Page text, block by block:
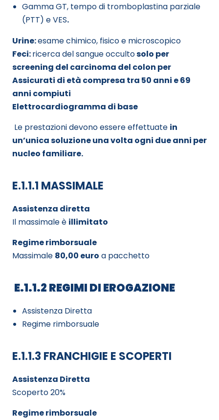
Gamma GT, tempo di tromboplastina parziale
(PTT) e VES.
Urine:esame chimico, fisico e microscopico
Feci:ricerca del sangue occultosolo per
screening del carcinoma del colon per
Assicurati di età compresa tra 50 anni e 69
anni compiuti
Elettrocardiogramma di base
Le prestazioni devono essere effettuate in
un’unica soluzione una volta ogni due anni per
nucleo familiare.
E.1.1.1 MASSIMALE
Assistenza diretta
Il massimale è illimitato
Regime rimborsuale
Massimale 80,00 euro a pacchetto
E.1.1.2 REGIMI DI EROGAZIONE
Assistenza Diretta
Regime rimborsuale
E.1.1.3 FRANCHIGIE E SCOPERTI
Assistenza Diretta
Scoperto 20%
Regime rimborsuale